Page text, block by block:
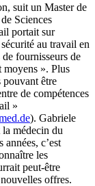
suit un Master de
Sciences
portait sur
au travail en
fournisseurs de
moyens ». Plus
pouvant être
de compétences
»
). Gabriele
médecin du
c’est
les
peut-être
offres.